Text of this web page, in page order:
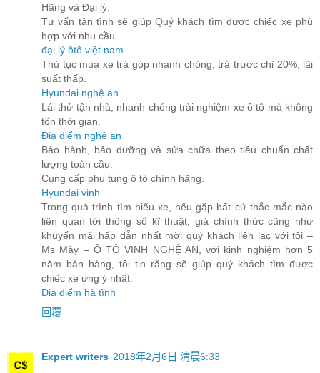
Hãng và Đại lý.
Tư vấn tận tình sẽ giúp Quý khách tìm được chiếc xe phù
hợp với nhu cầu.
đại lý ôtô việt nam
Thủ tục mua xe trả góp nhanh chóng, trả trước chỉ 20%, lãi
suất thấp.
Hyundai nghệ an
Lái thử tận nhà, nhanh chóng trải nghiệm xe ô tô mà không
tốn thời gian.
Địa điểm nghệ an
Bảo hành, bảo dưỡng và sửa chữa theo tiêu chuẩn chất
lượng toàn cầu.
Cung cấp phụ tùng ô tô chính hãng.
Hyundai vinh
Trong quá trình tìm hiểu xe, nếu gặp bất cứ thắc mắc nào
liên quan tới thông số kĩ thuật, giá chính thức cũng như
khuyến mãi hấp dẫn nhất mời quý khách liên lạc với tôi –
Ms Mây – Ô TÔ VINH NGHỆ AN, với kinh nghiệm hơn 5
năm bán hàng, tôi tin rằng sẽ giúp quý khách tìm được
chiếc xe ưng ý nhất.
Địa điểm hà tĩnh
回覆
Expert writers 2018年2月6日 清晨6:33